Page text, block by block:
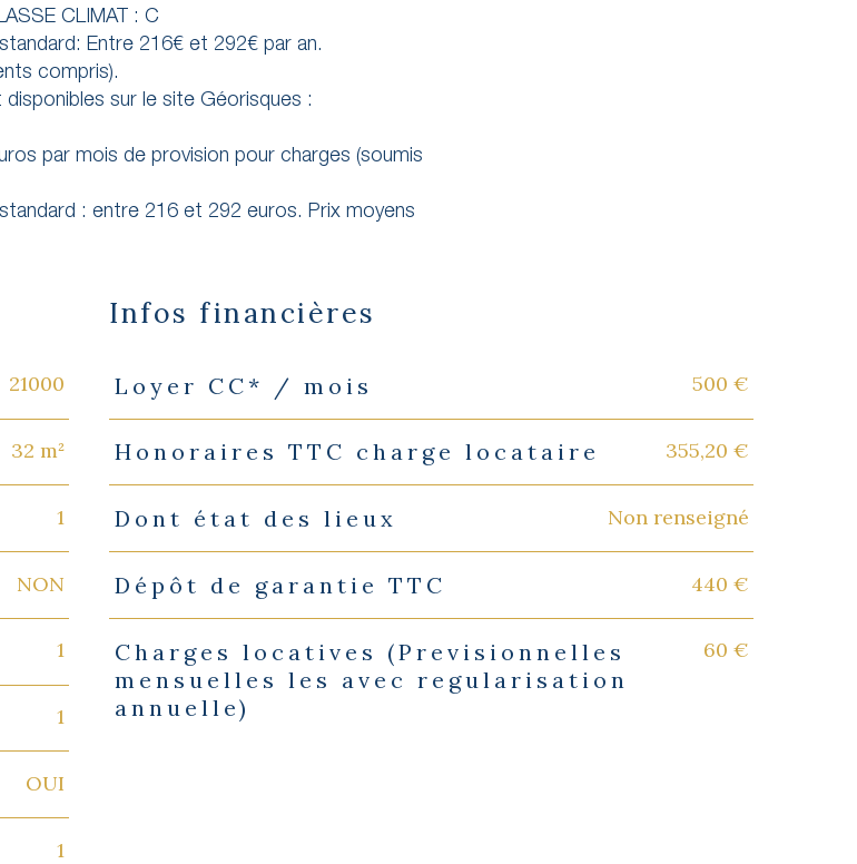
CLIMAT : C
Entre 216€ et 292€ par an.
compris).
sur le site Géorisques :
par mois de provision pour charges (soumis
: entre 216 et 292 euros. Prix moyens
21000
32 m²
1
NON
1
1
OUI
1
Infos financières
Caractéristiques Valeurs
Loyer CC* / mois 500 €
Honoraires TTC charge locataire 355,20 €
Dont état des lieux Non renseigné
Dépôt de garantie TTC 440 €
Charges locatives (Previsionnelles
mensuelles les avec regularisation
annuelle)
60 €